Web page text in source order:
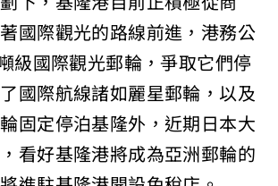
國際觀光的路線前進，港務公
級國際觀光郵輪，爭取它們停
國際航線諸如麗星郵輪，以及
固定停泊基隆外，近期日本大
看好基隆港將成為亞洲郵輪的